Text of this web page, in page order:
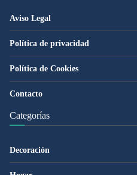
Aviso Legal
Política de privacidad
Política de Cookies
Contacto
Categorías
Decoración